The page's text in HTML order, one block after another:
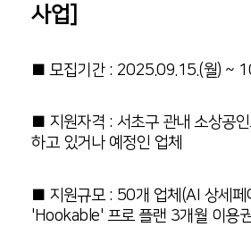
사업]
■ 모집기간 : 2025.09.15.(월) ~
■ 지원자격 : 서초구 관내 소상공
하고 있거나 예정인 업체
■ 지원규모 : 50개 업체(AI 상세페
'Hookable' 프로 플랜 3개월 이용